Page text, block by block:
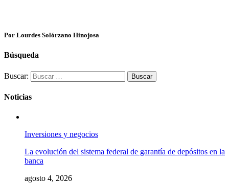
Por Lourdes Solórzano Hinojosa
Búsqueda
Buscar:
Noticias
Inversiones y negocios
La evolución del sistema federal de garantía de depósitos en la
banca
agosto 4, 2026